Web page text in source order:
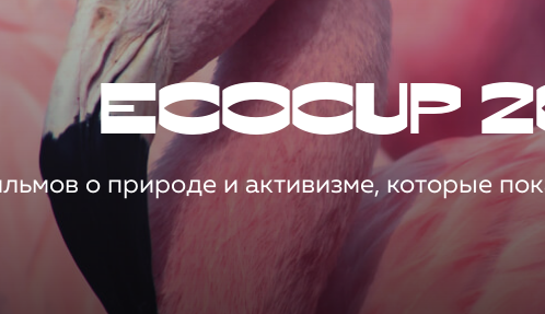
ECOCUP
о природе и активизме, которые